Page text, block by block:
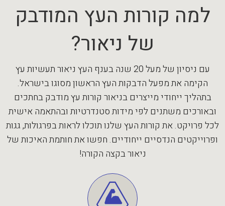
למה קורות העץ המודבק
של ניאור?
עם ניסיון של מעל 20 שנה בענף העץ ניאור תעשיות עץ
הקימה את מפעל הדבקות העץ הראשון מסוגו בישראל.
בתהליך ייחודי מייצרים בניאור קורות עץ מודבק בחתכים
ובאורכים משתנים לפי מידות סטנדרטיות ובהתאמה אישית
לכל פרויקט. את קורות העץ שלנו תוכלו לראות בפרגולות, גגות
ופרוייקטים הנדסיים ייחודיים. חפשו את חותמת האיכות של
ניאור בקצה הקורה!